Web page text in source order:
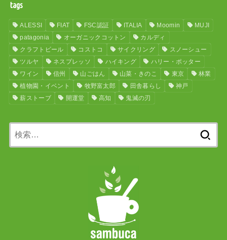
tags
ALESSI FIAT FSC認証 ITALIA Moomin
MUJI
patagonia
オーガニックコットン
カルディ
クラフトビール
コストコ サイクリング
スノーシュー
ツルヤ
ネスプレッソ ハイキング
ハリー・ポッター
ワイン
信州 山ごはん 山菜・きのこ 東京
林業
植物園・イベント
牧野富太郎 田舎暮らし
神戸
薪ストーブ
開運堂 高知 鬼滅の刃